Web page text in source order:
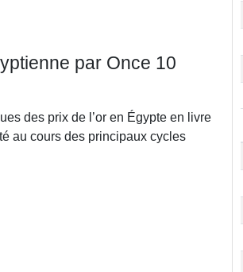
par Once 10
des prix de l’or en Égypte en livre
au cours des principaux cycles